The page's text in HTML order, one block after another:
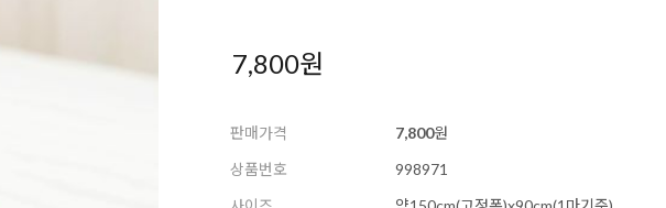
7,800원
판매가격 7,800원
상품번호
998971